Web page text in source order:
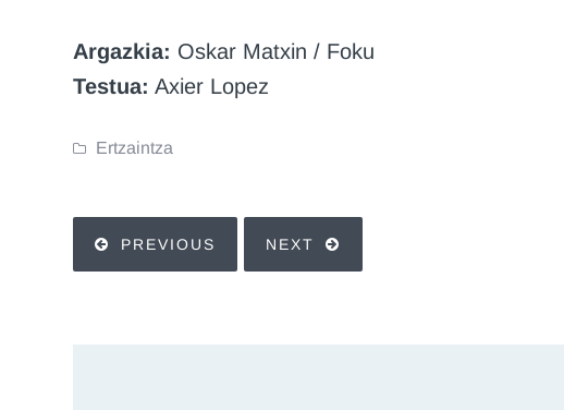
Argazkia: Oskar Matxin / Foku
Testua: Axier Lopez
Ertzaintza
PREVIOUS NEXT